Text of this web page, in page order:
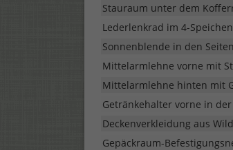
Stauraum unter dem
Lederlenkrad im 4-
Sonnenblende in den
Mittelarmlehne vorne mit
Mittelarmlehne hinten mit
Getränkehalter vorne in
Deckenverkleidung aus
Gepäckraum-